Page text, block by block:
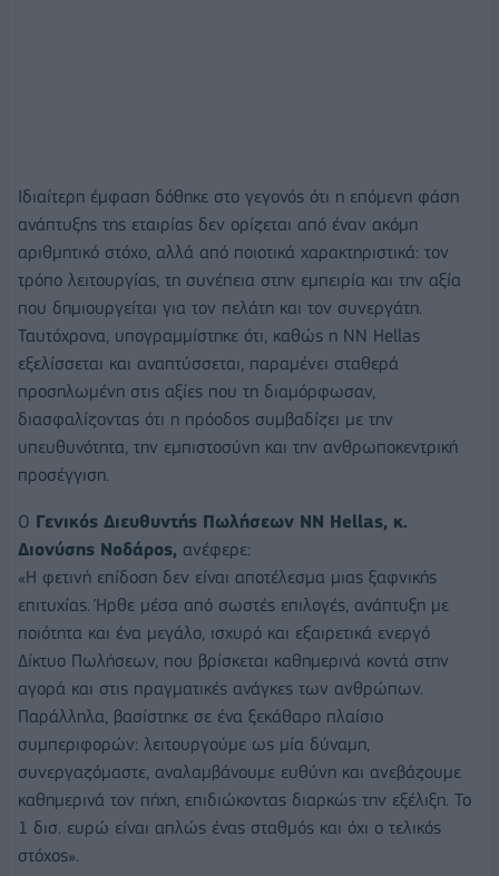
Ιδιαίτερη έμφαση δόθηκε στο γεγονός ότι η επόμενη φάση
ανάπτυξης της εταιρίας δεν ορίζεται από έναν ακόμη
αριθμητικό στόχο, αλλά από ποιοτικά χαρακτηριστικά: τον
τρόπο λειτουργίας, τη συνέπεια στην εμπειρία και την αξία
που δημιουργείται για τον πελάτη και τον συνεργάτη.
Ταυτόχρονα, υπογραμμίστηκε ότι, καθώς η NN Hellas
εξελίσσεται και αναπτύσσεται, παραμένει σταθερά
προσηλωμένη στις αξίες που τη διαμόρφωσαν,
διασφαλίζοντας ότι η πρόοδος συμβαδίζει με την
υπευθυνότητα, την εμπιστοσύνη και την ανθρωποκεντρική
προσέγγιση.
Ο Γενικός Διευθυντής Πωλήσεων NN Hellas, κ.
Διονύσης Νοδάρος, ανέφερε:
«Η φετινή επίδοση δεν είναι αποτέλεσμα μιας ξαφνικής
επιτυχίας. Ήρθε μέσα από σωστές επιλογές, ανάπτυξη με
ποιότητα και ένα μεγάλο, ισχυρό και εξαιρετικά ενεργό
Δίκτυο Πωλήσεων, που βρίσκεται καθημερινά κοντά στην
αγορά και στις πραγματικές ανάγκες των ανθρώπων.
Παράλληλα, βασίστηκε σε ένα ξεκάθαρο πλαίσιο
συμπεριφορών: λειτουργούμε ως μία δύναμη,
συνεργαζόμαστε, αναλαμβάνουμε ευθύνη και ανεβάζουμε
καθημερινά τον πήχη, επιδιώκοντας διαρκώς την εξέλιξη. Το
1 δισ. ευρώ είναι απλώς ένας σταθμός και όχι ο τελικός
στόχος».